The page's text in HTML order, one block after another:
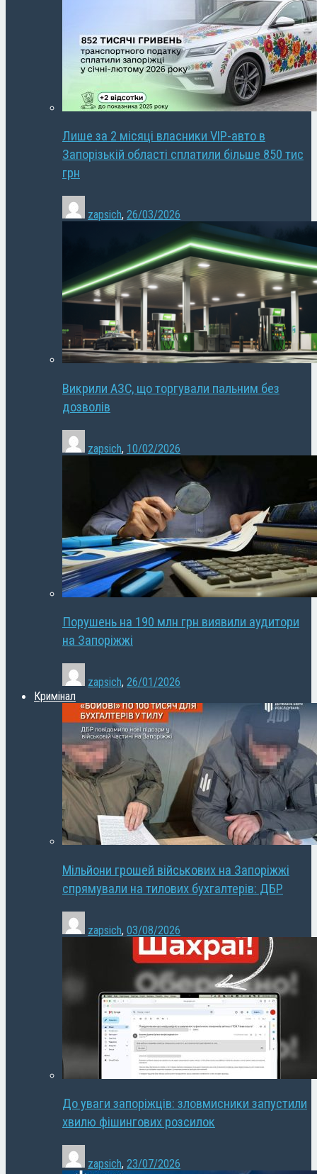
Лише за 2 місяці власники VIP-авто в
Запорізькій області сплатили більше 850 тис
грн
zapsich, 26/03/2026
Викрили АЗС, що торгували пальним без
дозволів
zapsich, 10/02/2026
Порушень на 190 млн грн виявили аудитори
на Запоріжжі
zapsich, 26/01/2026
Кримінал
Мільйони грошей військових на Запоріжжі
спрямували на тилових бухгалтерів: ДБР
zapsich, 03/08/2026
До уваги запоріжців: зловмисники запустили
хвилю фішингових розсилок
zapsich, 23/07/2026